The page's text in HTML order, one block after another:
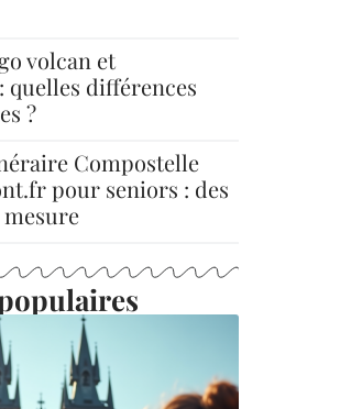
volcan et
quelles différences
?
Compostelle
pour seniors : des
mesure